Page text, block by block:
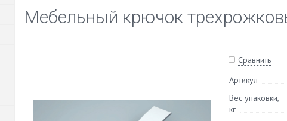
Мебельный крючок
Сравнить
Артикул
Вес упаковки,
кг